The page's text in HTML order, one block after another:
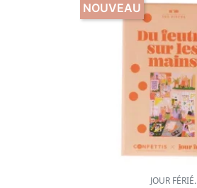
JOUR FÉRIÉ.
NOUVEAU